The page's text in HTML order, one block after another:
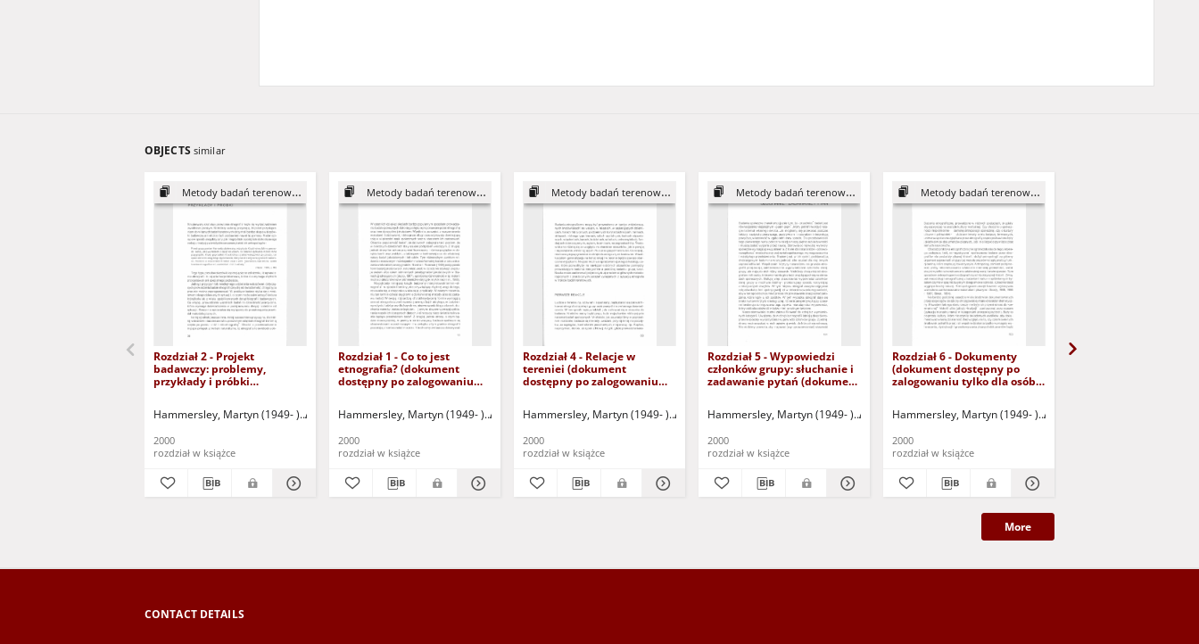
OBJECTS similar
Metody badań terenowych
Rozdział 2 - Projekt
badawczy: problemy,
przykłady i próbki
dysfunkcją wzroku)
Hammersley, Martyn (1949- ) Atkinson, Paul (1947- ) Dymczyk, Sławomir - tł.
2000
rozdział w książce
Metody badań terenowych
Rozdział 1 - Co to jest
etnografia? (dokument
dostępny po zalogowaniu
Hammersley, Martyn (1949- ) Atkinson, Paul (1947- ) Dymczyk, Sławomir - tł.
2000
rozdział w książce
Metody badań terenowych
Rozdział 4 - Relacje w
tereniei (dokument
dostępny po zalogowaniu
Hammersley, Martyn (1949- ) Atkinson, Paul (1947- ) Dymczyk, Sławomir - tł.
2000
rozdział w książce
Metody badań terenowych
Rozdział 5 - Wypowiedzi
członków grupy: słuchanie i
zadawanie pytań (dokument
wzroku)
Hammersley, Martyn (1949- ) Atkinson, Paul (1947- ) Dymczyk, Sławomir - tł.
2000
rozdział w książce
Metody badań terenowych
Rozdział 6 - Dokumenty
(dokument dostępny po
zalogowaniu tylko dla osób z
Hammersley, Martyn (1949- ) Atkinson, Paul (1947- )
2000
rozdział w książce
More
CONTACT DETAILS